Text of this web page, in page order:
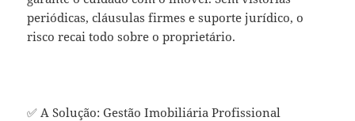
periódicas, cláusulas firmes e suporte jurídico, o
risco recai todo sobre o proprietário.
✅ A Solução: Gestão Imobiliária Profissional